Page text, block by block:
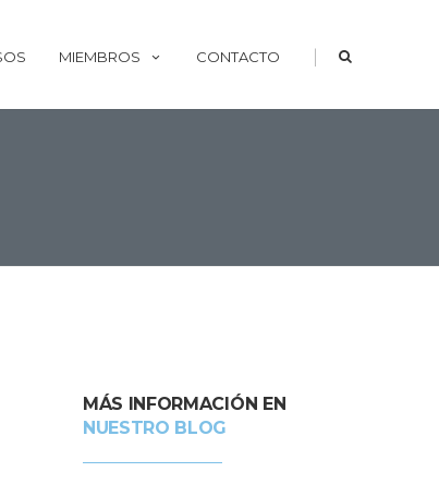
MIEMBROS CONTACTO |
MÁS INFORMACIÓN EN
NUESTRO BLOG